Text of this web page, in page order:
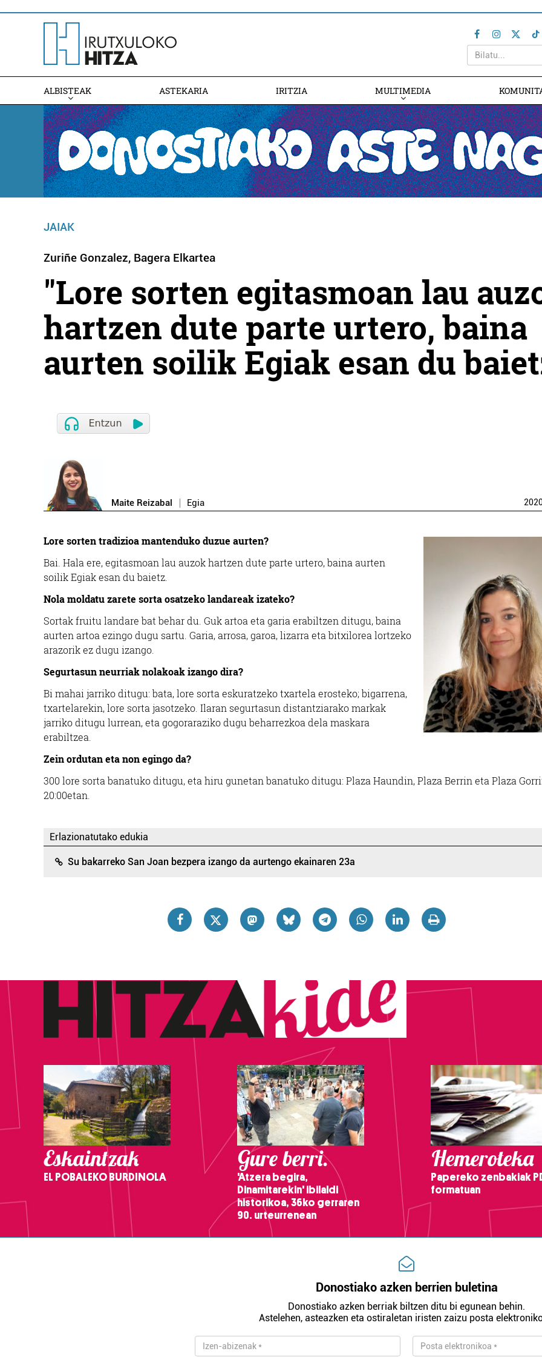
ALBISTEAK ASTEKARIA IRITZIA MULTIMEDIA
JAIAK
Zuriñe Gonzalez, Bagera Elkartea
"Lore sorten egitasmoan lau
hartzen dute parte urtero, baina
aurten soilik Egiak esan du
Maite Reizabal Egia
Lore sorten tradizioa mantenduko duzue aurten?
Bai. Hala ere, egitasmoan lau auzok hartzen dute parte urtero, baina aurten
soilik Egiak esan du baietz.
Nola moldatu zarete sorta osatzeko landareak izateko?
Sortak fruitu landare bat behar du. Guk artoa eta garia erabiltzen ditugu, baina
aurten artoa ezingo dugu sartu. Garia, arrosa, garoa, lizarra eta bitxilorea lortzeko
arazorik ez dugu izango.
Segurtasun neurriak nolakoak izango dira?
Bi mahai jarriko ditugu: bata, lore sorta eskuratzeko txartela erosteko; bigarrena,
txartelarekin, lore sorta jasotzeko. Ilaran segurtasun distantziarako markak
jarriko ditugu lurrean, eta gogoraraziko dugu beharrezkoa dela maskara
erabiltzea.
Zein ordutan eta non egingo da?
300 lore sorta banatuko ditugu, eta hiru gunetan banatuko ditugu: Plaza Haundin, Plaza Berrin eta Plaza
20:00etan.
Erlazionatutako edukia
Su bakarreko San Joan bezpera izango da aurtengo ekainaren 23a
Eskaintzak
EL POBALEKO BURDINOLA
Gure berri.
'Atzera begira,
Dinamitarekin' ibilaldi
historikoa, 36ko gerraren
90. urteurrenean
Hemeroteka
Papereko zenbakiak
formatuan
Donostiako azken berrien buletina
Donostiako azken berriak biltzen ditu bi egunean behin.
Astelehen, asteazken eta ostiraletan iristen zaizu posta